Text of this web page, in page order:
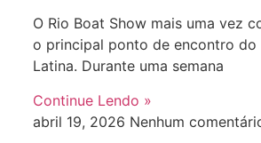
O Rio Boat Show mais uma vez
o principal ponto de encontro do
Latina. Durante uma semana
Continue Lendo »
abril 19, 2026 Nenhum